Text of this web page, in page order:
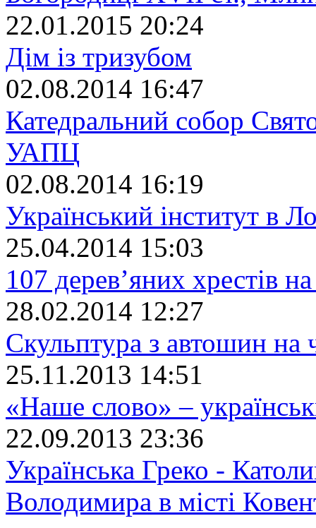
22.01.2015 20:24
Дім із тризубом
02.08.2014 16:47
Катедральний собор
УАПЦ
02.08.2014 16:19
Український інститут в
25.04.2014 15:03
107 дерев’яних хрестів
28.02.2014 12:27
Скульптура з автошин на
25.11.2013 14:51
«Наше слово» –
22.09.2013 23:36
Українська Греко -
Володимира в місті